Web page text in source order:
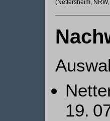
(Nettersheim,
19.